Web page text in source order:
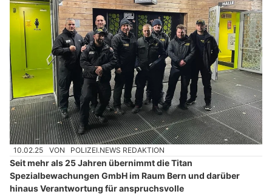
10.02.25 VON POLIZEI.NEWS REDAKTION
Seit mehr als 25 Jahren übernimmt die Titan
Spezialbewachungen GmbH im Raum Bern und darüber
hinaus Verantwortung für anspruchsvolle